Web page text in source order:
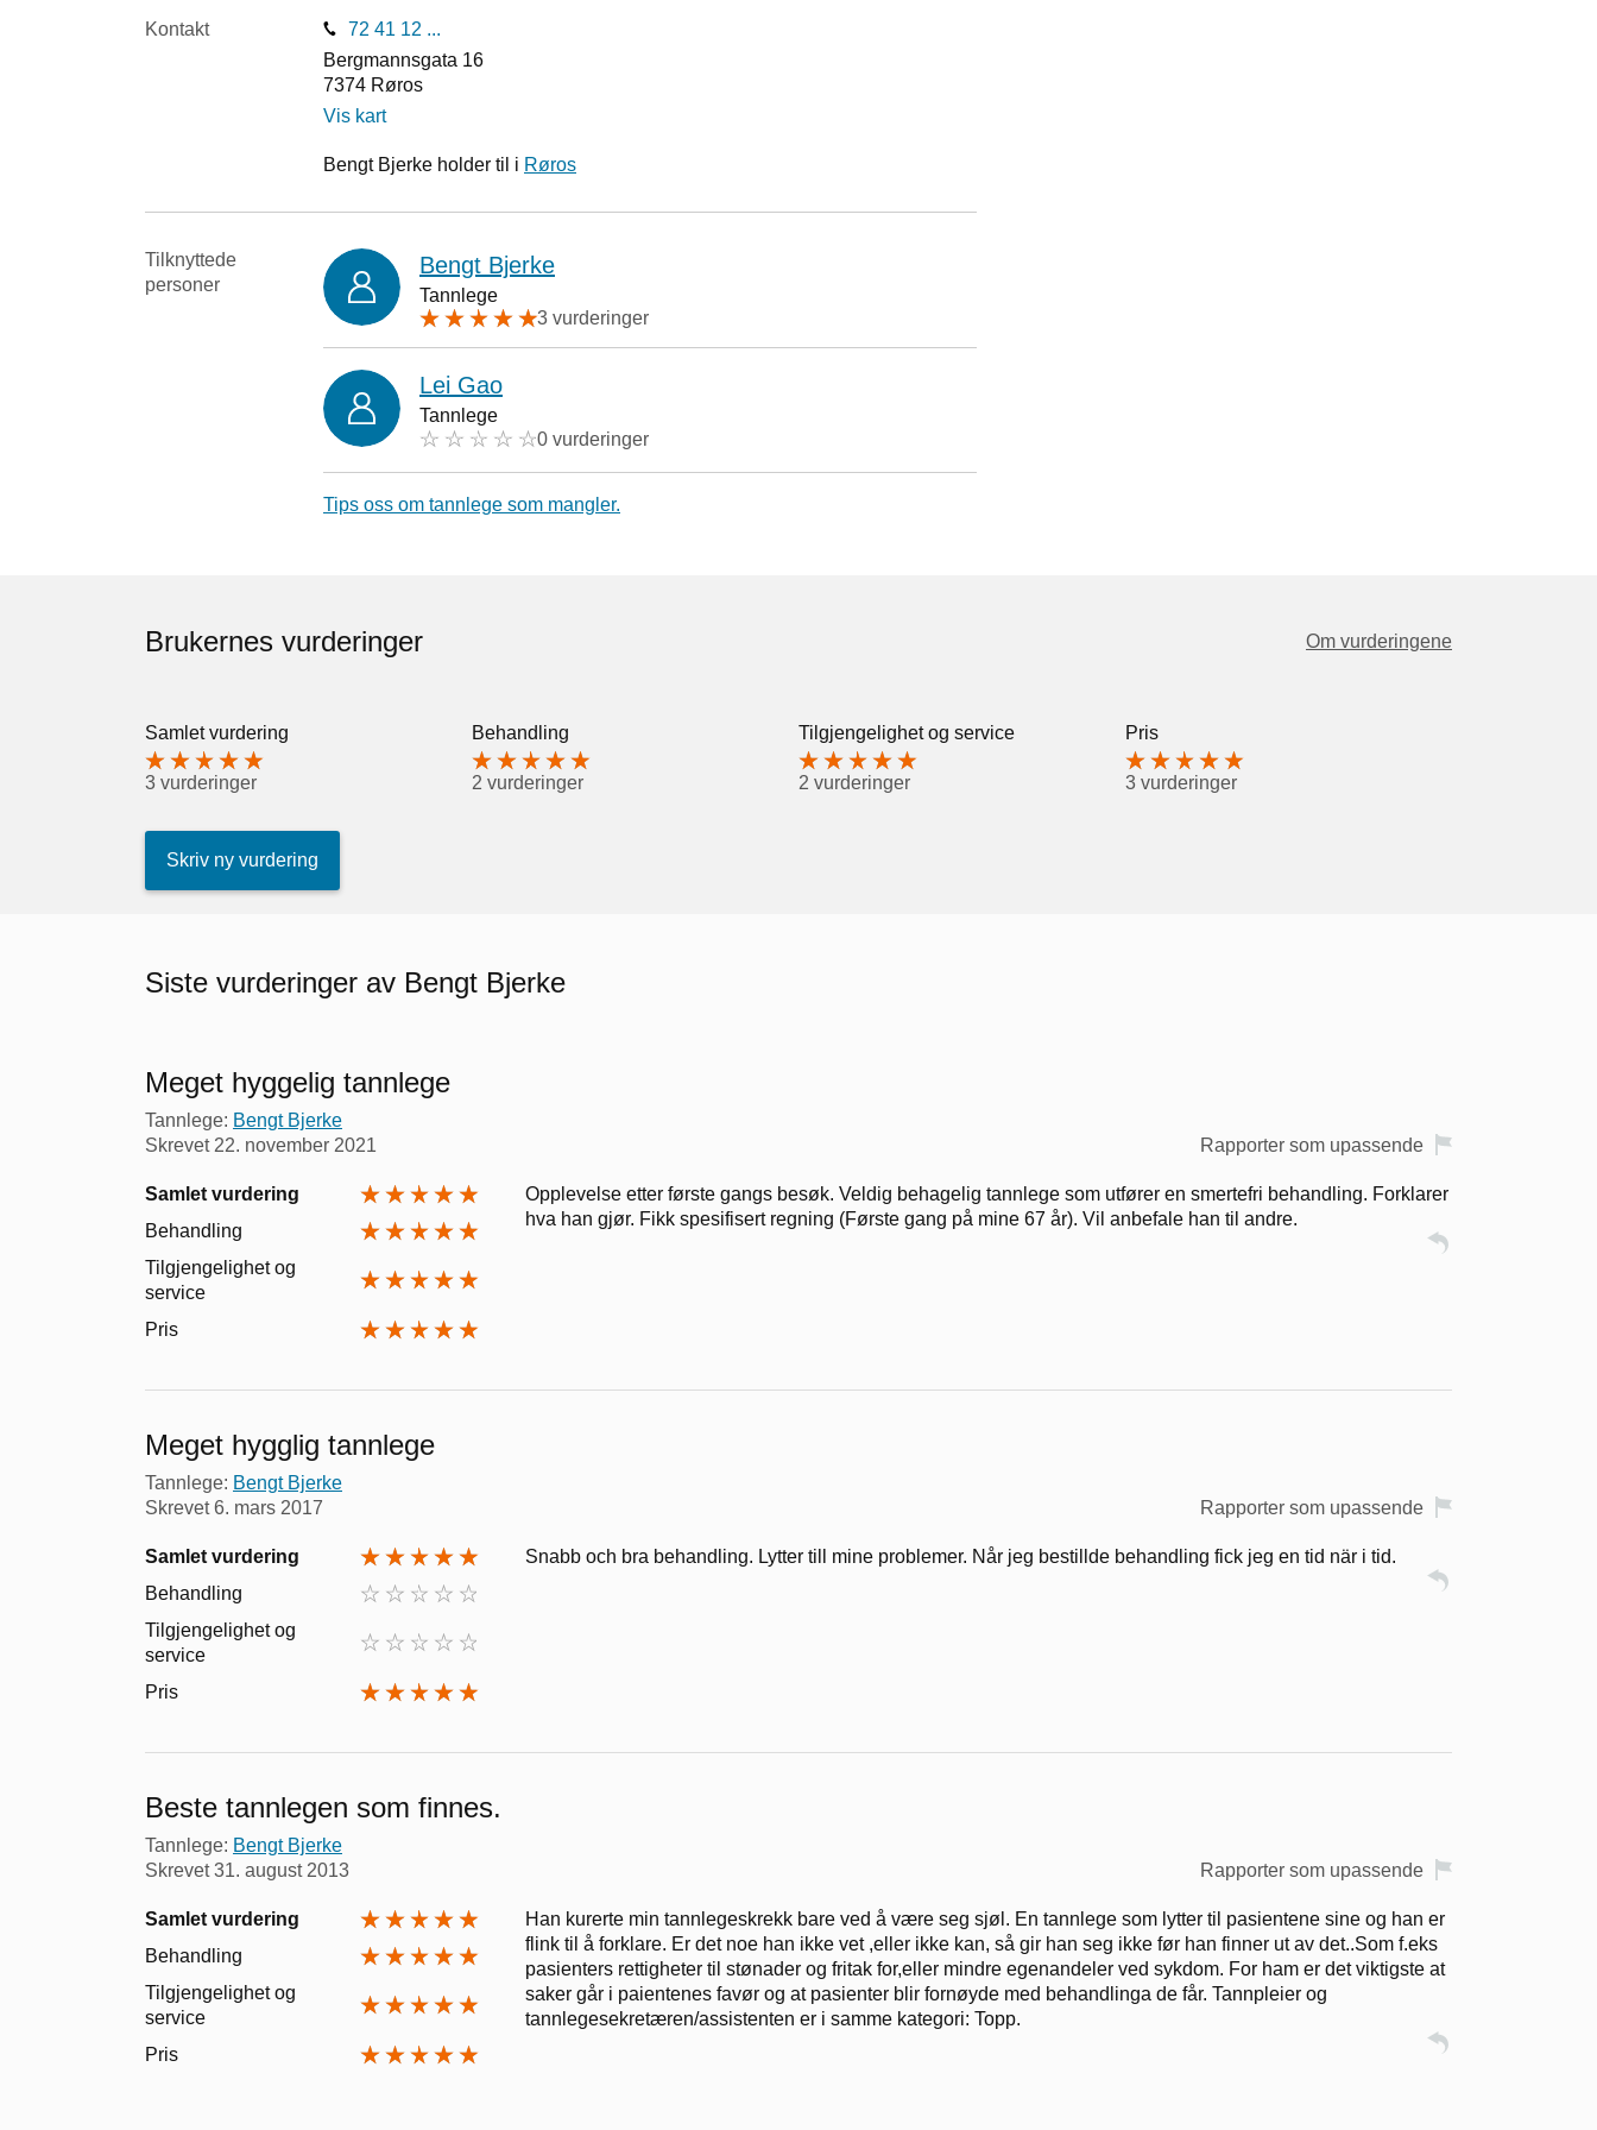
Kontakt
72 41 12 ...
Bergmannsgata 16
7374 Røros
Vis kart
Bengt Bjerke holder til i Røros
Tilknyttede
personer
Bengt Bjerke
Tannlege
3 vurderinger
Lei Gao
Tannlege
0 vurderinger
Tips oss om tannlege som mangler.
Brukernes vurderinger Om vurderingene
Samlet vurdering
3 vurderinger
Behandling
2 vurderinger
Tilgjengelighet og service
2 vurderinger
Pris
3 vurderinger
Skriv ny vurdering
Siste vurderinger av Bengt Bjerke
Meget hyggelig tannlege
Tannlege: Bengt Bjerke
Skrevet 22. november 2021 Rapporter som upassende
Samlet vurdering
Behandling
Tilgjengelighet og
service
Pris
Opplevelse etter første gangs besøk. Veldig behagelig tannlege som utfører en smertefri behandling. Forklarer
hva han gjør. Fikk spesifisert regning (Første gang på mine 67 år). Vil anbefale han til andre.
Meget hygglig tannlege
Tannlege: Bengt Bjerke
Skrevet6. mars 2017 Rapporter som upassende
Samlet vurdering
Behandling
Tilgjengelighet og
service
Pris
Snabb och bra behandling. Lytter till mine problemer. Når jeg bestillde behandling fick jeg en tid när i tid.
Beste tannlegen som finnes.
Tannlege: Bengt Bjerke
Skrevet31. august 2013 Rapporter som upassende
Samlet vurdering
Behandling
Tilgjengelighet og
service
Pris
Han kurerte min tannlegeskrekk bare ved å være seg sjøl. En tannlege som lytter til pasientene sine og han er
flink til å forklare. Er det noe han ikke vet ,eller ikke kan, så gir han seg ikke før han finner ut av det..Som f.eks
pasienters rettigheter til stønader og fritak for,eller mindre egenandeler ved sykdom. For ham er det viktigste at
saker går i paientenes favør og at pasienter blir fornøyde med behandlinga de får. Tannpleier og
tannlegesekretæren/assistenten er i samme kategori: Topp.